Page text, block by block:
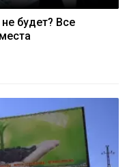
будет? Все